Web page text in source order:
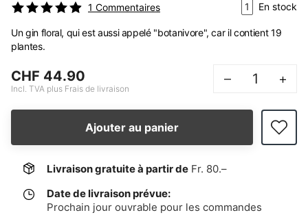
1 Commentaires 1 En stock
Un gin floral, qui est aussi appelé "botanivore", car il contient 19
plantes.
CHF 44.90
Incl. TVA plus Frais de livraison
– +
Ajouter au panier
Livraison gratuite à partir de Fr. 80.–
Date de livraison prévue:
Prochain jour ouvrable pour les commandes